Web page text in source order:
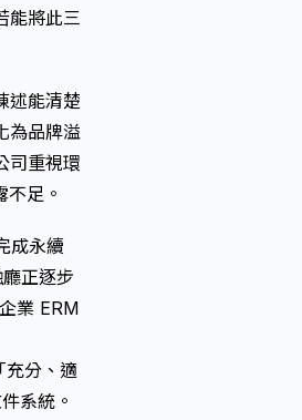
能將此三
述能清楚
為品牌溢
司重視環
足。
成永續
正逐步
業 ERM
充分、適
系統。